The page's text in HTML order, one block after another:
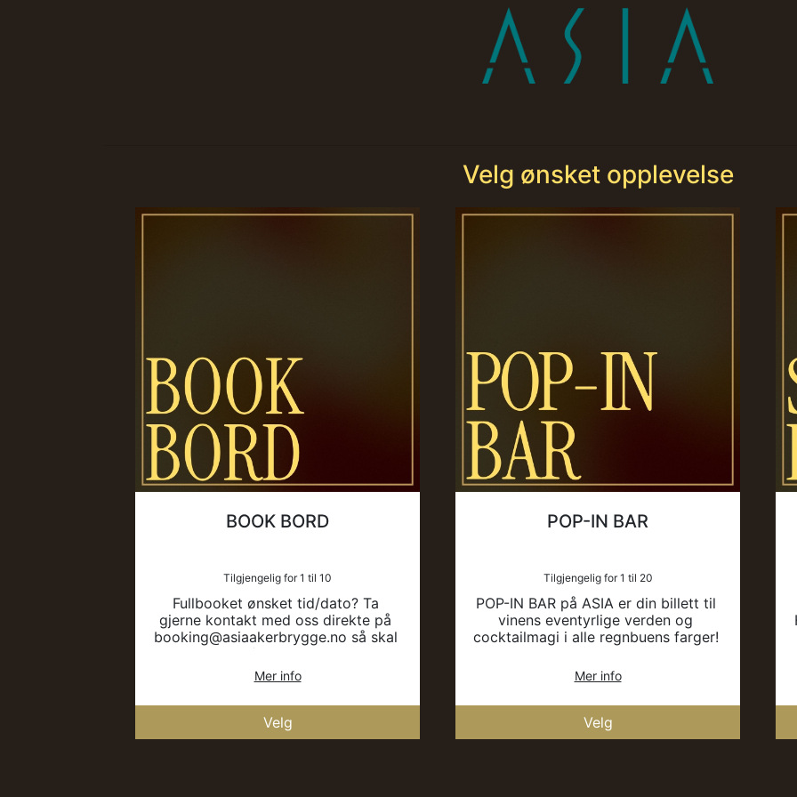
Velg ønsket opplevelse
BOOK BORD
Tilgjengelig for 1 til 10
Fullbooket ønsket tid/dato? Ta
gjerne kontakt med oss direkte på
booking@asiaakerbrygge.no så skal
vi se om vi finner plass til dere
uansett!
Mer info
Velg
POP-IN BAR
Tilgjengelig for 1 til 20
POP-IN BAR på ASIA er din billett til
vinens eventyrlige verden og
cocktailmagi i alle regnbuens farger!
sjøkanten. Kanpai!
Mer info
Velg